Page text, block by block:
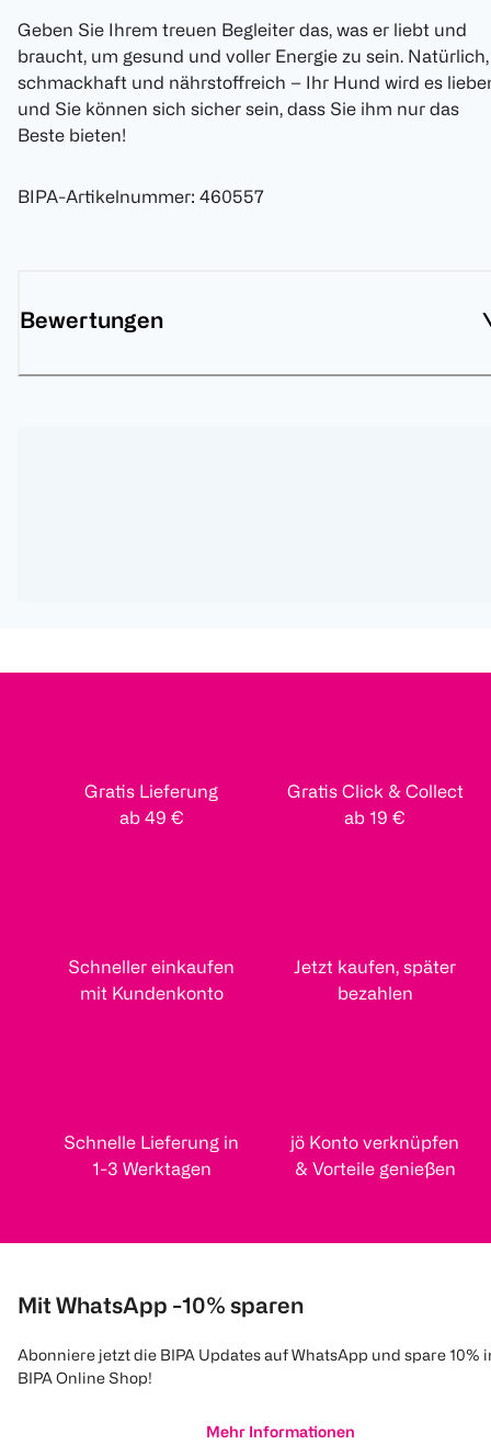
Geben Sie Ihrem treuen Begleiter das, was er liebt und
braucht, um gesund und voller Energie zu sein. Natürlich,
schmackhaft und nährstoffreich – Ihr Hund wird es
und Sie können sich sicher sein, dass Sie ihm nur das
Beste bieten!
BIPA-Artikelnummer: 460557
Bewertungen
Gratis Lieferung
ab 49 €
Gratis Click & Collect
ab 19 €
Schneller einkaufen
mit Kundenkonto
Jetzt kaufen, später
bezahlen
Schnelle Lieferung in
1-3 Werktagen
jö Konto verknüpfen
& Vorteile genießen
Mit WhatsApp -10% sparen
Abonniere jetzt die BIPA Updates auf WhatsApp und spare 10%
BIPA Online Shop!
Mehr Informationen